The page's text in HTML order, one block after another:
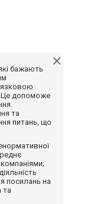
бажають
Це допоможе
та
питань, що
посилань на
та